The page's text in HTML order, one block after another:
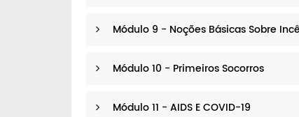
Módulo 9 - Noções Básicas Sobre
Módulo 10 - Primeiros Socorros
Módulo 11 - AIDS E COVID-19